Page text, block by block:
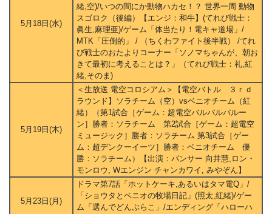
5月18日(水)
緒,空)/いつの間にか動物ハカセ！？ 世界一周 動物
スゴロク（後編）【エンジ：和牛】(てれび戦士：
眞生,麻理亜)/ゲーム「体当たり！電キャ道場」/
MTK「圧倒的」 / （ちくわファイト後半戦） /てれ
び戦士のおたよりコーナー「ソノマちゃんが、朝お
きて最初に考えることは？」（てれび戦士：礼,紅
緒,そのま)
5月19日(木)
＜生放送 電空コロシアム＞【電空バトル ３ｒｄ
ラウンド】ソラチーム（空）vsベニオチーム（紅
緒）（第1試合［ゲーム：超電空バルバルバルー
ン］勝者：ソラチーム 第2試合［ゲーム：超電空
ミュージック］勝者：ソラチーム 第3試合［ゲー
ム：超デンクーイーツ］勝者：ベニオチーム 優
勝：ソラチーム）【出演：パンサー 向井慧,ロン・
モンロウ, Wエンジン チャンカワイ, みやぞん】
5月23日(月)
ドラマ第7話「ホットケーキ,あるいはタマ電Q」/
「ショウタとベニオの牧場日記」(照太,紅緒)/ゲー
ム「選んでどんぶらこ」/エンディング「ハローハ